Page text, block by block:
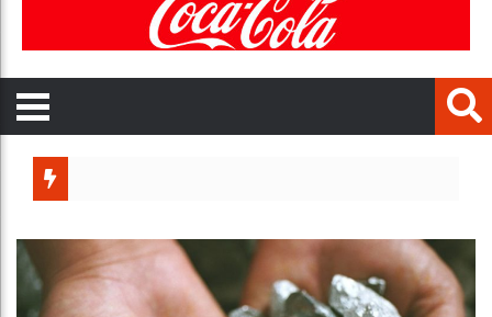
Guinée